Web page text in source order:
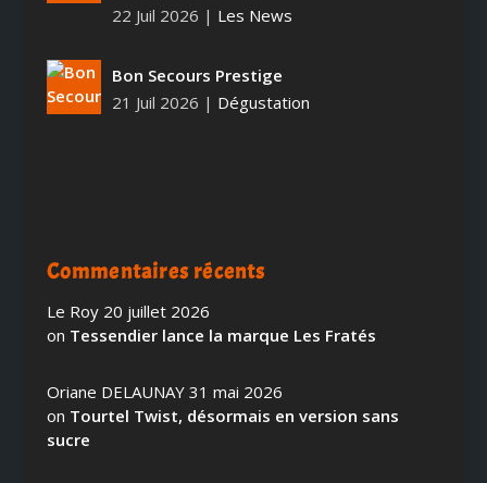
22 Juil 2026 | Les News
Bon Secours Prestige
21 Juil 2026 | Dégustation
Commentaires récents
Le Roy 20 juillet 2026
on Tessendier lance la marque Les Fratés
Oriane DELAUNAY 31 mai 2026
on Tourtel Twist, désormais en version sans
sucre